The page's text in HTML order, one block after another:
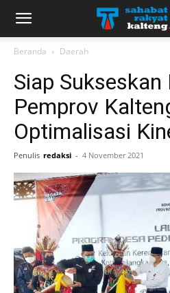
Beranda Daerah
Siap
Pemprov
Optimalisasi
Penulis redaksi - 4 November 2021